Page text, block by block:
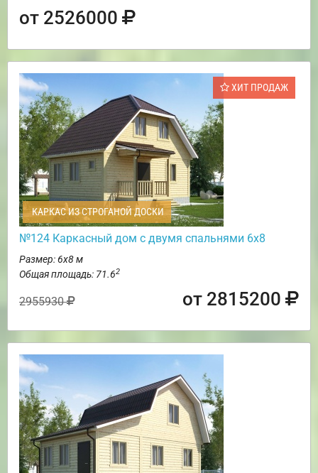
от 2526000
ХИТ ПРОДАЖ
КАРКАС ИЗ СТРОГАНОЙ ДОСКИ
№124 Каркасный дом с двумя спальнями 6х8
Размер: 6х8 м
Общая площадь: 71.62
2955930 от 2815200